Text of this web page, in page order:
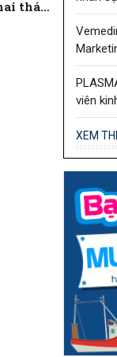
thác
viên
XEM